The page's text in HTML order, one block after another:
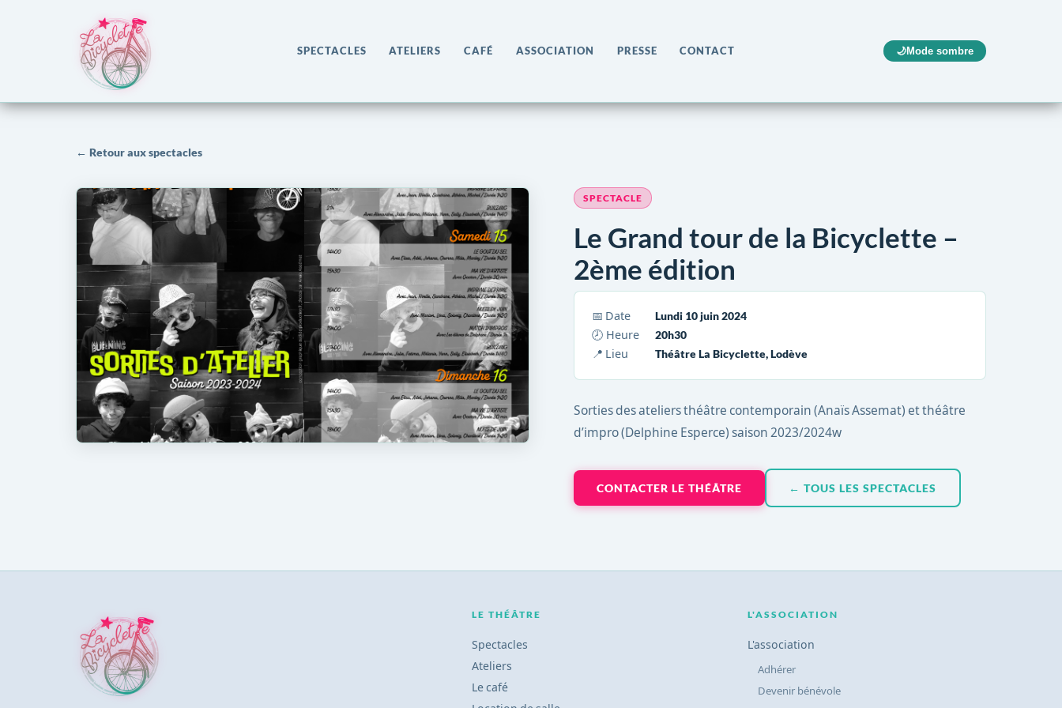
SPECTACLES ATELIERS CAFÉ ASSOCIATION PRESSE CONTACT 🌙Mode sombre
← Retour aux spectacles
SPECTACLE
Le Grand tour de la Bicyclette –
2ème édition
📅 Date
Lundi 10 juin 2024
🕗 Heure
20h30
📍 Lieu
Théâtre La Bicyclette, Lodève
Sorties des ateliers théâtre contemporain (Anaïs Assemat) et théâtre
d’impro (Delphine Esperce) saison 2023/2024w
CONTACTER LE THÉÂTRE ← TOUS LES SPECTACLES
LE THÉÂTRE
Spectacles
Ateliers
Le café
L'ASSOCIATION
L'association
Adhérer
Devenir bénévole